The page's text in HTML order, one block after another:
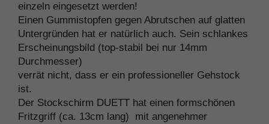
einzeln eingesetzt werden!
Einen Gummistopfen gegen Abrutschen auf glatten
Untergründen hat er natürlich auch. Sein schlankes
Erscheinungsbild (top-stabil bei nur 14mm
Durchmesser)
verrät nicht, dass er ein professioneller Gehstock
ist.
Der Stockschirm DUETT hat einen formschönen
Fritzgriff (ca. 13cm lang) mit angenehmer